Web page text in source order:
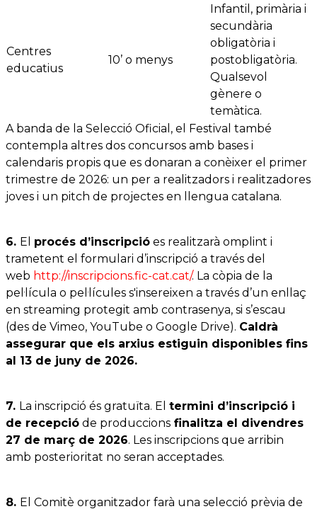
Centres
educatius
10’ o menys
Infantil, primària i
secundària
obligatòria i
postobligatòria.
Qualsevol
gènere o
temàtica.
A banda de la Selecció Oficial, el Festival també
contempla altres dos concursos amb bases i
calendaris propis que es donaran a conèixer el primer
trimestre de 2026: un per a realitzadors i realitzadores
joves i un pitch de projectes en llengua catalana.
6. El procés d’inscripció es realitzarà omplint i
trametent el formulari d’inscripció a través del
web http://inscripcions.fic-cat.cat/. La còpia de la
pel·lícula o pel·lícules s'insereixen a través d’un enllaç
en streaming protegit amb contrasenya, si s’escau
(des de Vimeo, YouTube o Google Drive). Caldrà
assegurar que els arxius estiguin disponibles fins
al 13 de juny de 2026.
7. La inscripció és gratuïta. El termini d’inscripció i
de recepció de produccions finalitza el divendres
27 de març de 2026. Les inscripcions que arribin
amb posterioritat no seran acceptades.
8. El Comitè organitzador farà una selecció prèvia de